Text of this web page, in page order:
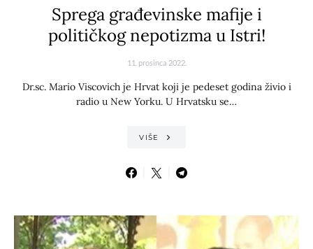
Sprega građevinske mafije i
političkog nepotizma u Istri!
11. prosinca 2022.
Dr.sc. Mario Viscovich je Hrvat koji je pedeset godina živio i
radio u New Yorku. U Hrvatsku se…
VIŠE